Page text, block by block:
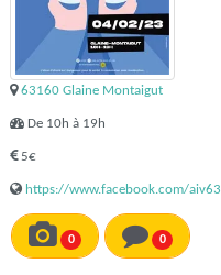
63160 Glaine Montaigut
De 10h à 19h
5€
https://www.facebook.com/aiv63
0 0